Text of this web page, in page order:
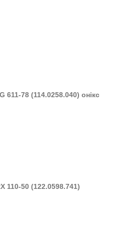
78 (114.0258.040) онікс
110-50 (122.0598.741)